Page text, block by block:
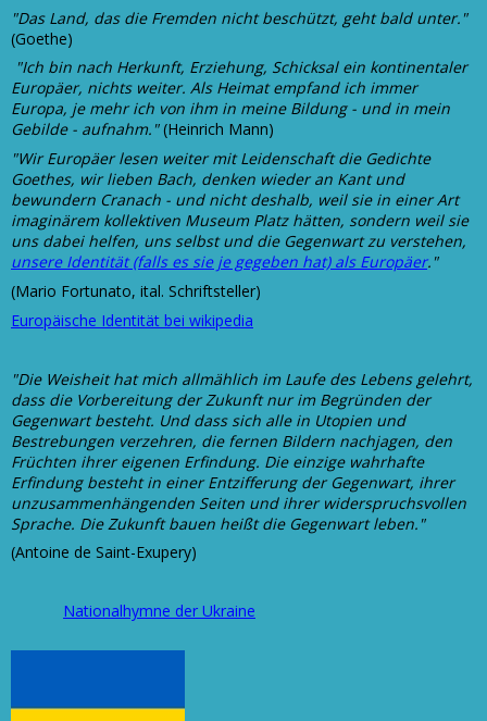
"Das Land, das die Fremden nicht beschützt, geht bald unter."
(Goethe)
"Ich bin nach Herkunft, Erziehung, Schicksal ein kontinentaler
Europäer, nichts weiter. Als Heimat empfand ich immer
Europa, je mehr ich von ihm in meine Bildung - und in mein
Gebilde - aufnahm."(Heinrich Mann)
"Wir Europäer lesen weiter mit Leidenschaft die Gedichte
Goethes, wir lieben Bach, denken wieder an Kant und
bewundern Cranach - und nicht deshalb, weil sie in einer Art
imaginärem kollektiven Museum Platz hätten, sondern weil sie
uns dabei helfen, uns selbst und die Gegenwart zu verstehen,
unsere Identität (falls es sie je gegeben hat) als Europäer."
(Mario Fortunato, ital. Schriftsteller)
Europäische Identität bei wikipedia
"Die Weisheit hat mich allmählich im Laufe des Lebens gelehrt,
dass die Vorbereitung der Zukunft nur im Begründen der
Gegenwart besteht. Und dass sich alle in Utopien und
Bestrebungen verzehren, die fernen Bildern nachjagen, den
Früchten ihrer eigenen Erfindung. Die einzige wahrhafte
Erfindung besteht in einer Entzifferung der Gegenwart, ihrer
unzusammenhängenden Seiten und ihrer widerspruchsvollen
Sprache. Die Zukunft bauen heißt die Gegenwart leben."
(Antoine de Saint-Exupery)
Nationalhymne der Ukraine